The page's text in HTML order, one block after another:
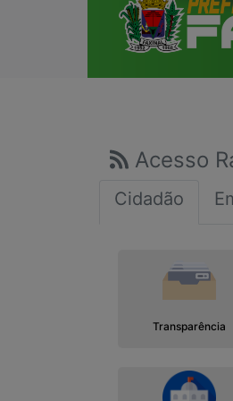
Acesso
Cidadão
Transparência